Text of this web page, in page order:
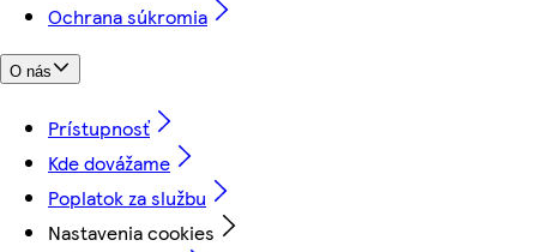
Ochrana súkromia
O nás
Prístupnosť
Kde dovážame
Poplatok za službu
Nastavenia cookies